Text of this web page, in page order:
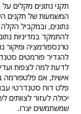
המשמעות של תקנים
נתונים, ובמקביל
להתמקד במדיניות
טרנספורמציה ומיקור
להגדיר פורמטים
לדעת למה לצפות
אישית, אם פלטפורמה
פלט דוח סטנדרטי
יכולה לעזור לצוותים
שמשתמשים יצרו.